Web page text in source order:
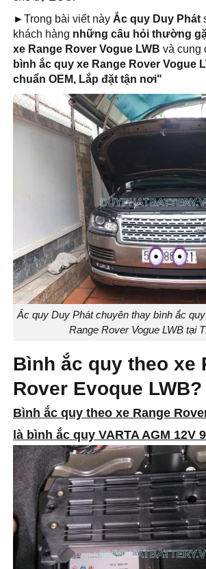
►Trong bài viết này Ắc quy Duy Phát
khách hàng những câu hỏi thường
xe Range Rover Vogue LWB và cung
bình ắc quy xe Range Rover Vogue
chuẩn OEM, Lắp đặt tận nơi"
Ắc quy Duy Phát chuyên thay bình ắc
Range Rover Vogue LWB tại
Bình ắc quy theo xe
Rover Evoque LWB?
Bình ắc quy theo xe Range
là bình ắc quy VARTA AGM 12V